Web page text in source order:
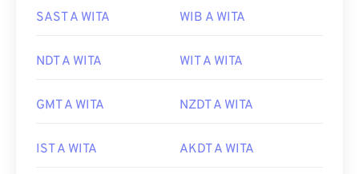
SAST A WITA WIB A WITA
NDT A WITA WIT A WITA
GMT A WITA NZDT A WITA
IST A WITA AKDT A WITA